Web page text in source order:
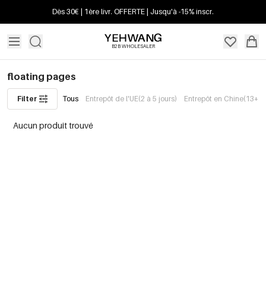
Dès 30€ | 1ère livr. OFFERTE | Jusqu'à -15% inscr.
B2B WHOLESALER
floating pages
Filter Tous Entrepôt de l'UE(2 à 5 jours) Entrepôt en Chine(13+
Aucun produit trouvé